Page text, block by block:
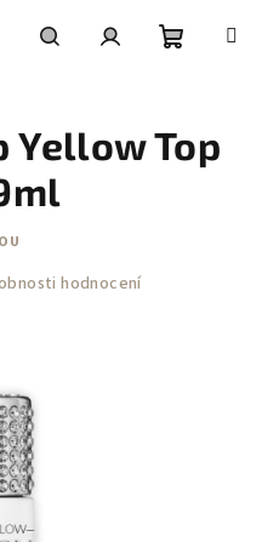
košík
Yellow Top
hodnocení